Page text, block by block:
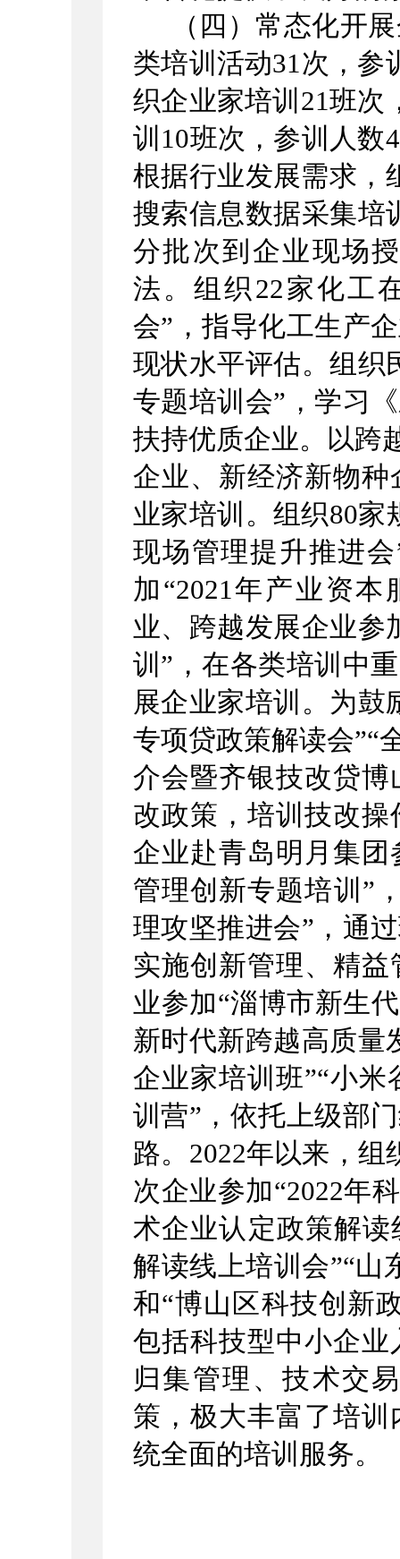
（四）常态化开
类培训活动31次，参
织企业家培训21班次
训10班次，参训人数
根据行业发展需求，
搜索信息数据采集培
分批次到企业现场
法。组织22家化工
会”，指导化工生产
现状水平评估。组织
专题培训会”，学习
扶持优质企业。以跨
企业、新经济新物
业家培训。组织80家
现场管理提升推进
加“2021年产业资
业、跨越发展企业参
训”，在各类培训中
展企业家培训。为鼓
专项贷政策解读会”“
介会暨齐银技改贷博
改政策，培训技改
企业赴青岛明月集
管理创新专题培训”
理攻坚推进会”，通
实施创新管理、精
业参加“淄博市新生
新时代新跨越高质量
企业家培训班”“小米
训营”，依托上级部
路。 2022年以来，组
次企业参加“2022年
术企业认定政策解
解读线上培训会”“山
和“博山区科技创新
包括科技型中小企
归集管理、技术交
策，极大丰富了培
统全面的培训服务。